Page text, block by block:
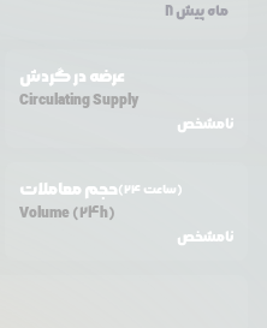
8 ماه پیش
عرضه در گردش
Circulating Supply
نامشخص
حجم معاملات (24 ساعت)
Volume (24h)
نامشخص